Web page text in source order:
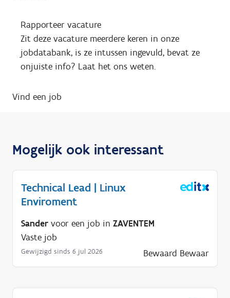
Rapporteer vacature
Zit deze vacature meerdere keren in onze
jobdatabank, is ze intussen ingevuld, bevat ze
onjuiste info? Laat het ons weten.
Vind een job
Mogelijk ook interessant
Technical Lead | Linux
Enviroment
Sander voor een job in ZAVENTEM
Vaste job
Gewijzigd sinds 6 jul 2026 Bewaard Bewaar